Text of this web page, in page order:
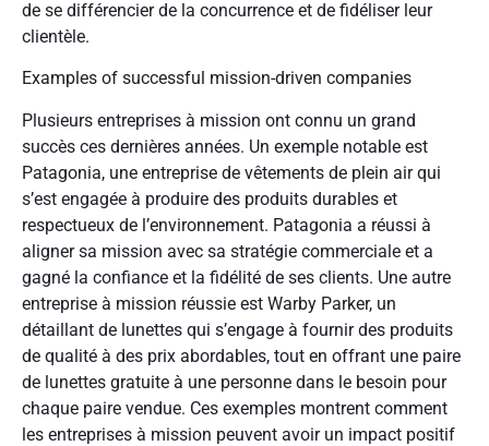
de se différencier de la concurrence et de fidéliser leur
clientèle.
Examples of successful mission-driven companies
Plusieurs entreprises à mission ont connu un grand
succès ces dernières années. Un exemple notable est
Patagonia, une entreprise de vêtements de plein air qui
s’est engagée à produire des produits durables et
respectueux de l’environnement. Patagonia a réussi à
aligner sa mission avec sa stratégie commerciale et a
gagné la confiance et la fidélité de ses clients. Une autre
entreprise à mission réussie est Warby Parker, un
détaillant de lunettes qui s’engage à fournir des produits
de qualité à des prix abordables, tout en offrant une paire
de lunettes gratuite à une personne dans le besoin pour
chaque paire vendue. Ces exemples montrent comment
les entreprises à mission peuvent avoir un impact positif